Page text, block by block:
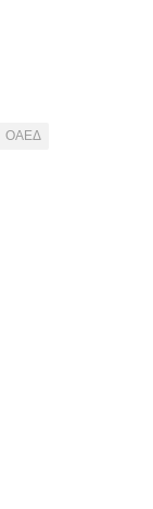
ΟΑΕΔ